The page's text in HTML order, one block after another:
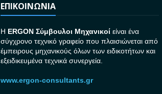
ΕΠΙΚΟΙΝΩΝΙΑ
H ERGON Σύμβουλοι Μηχανικοί είναι ένα
σύγχρονο τεχνικό γραφείο που πλαισιώνεται από
έμπειρους μηχανικούς όλων των ειδικοτήτων και
εξειδικευμένα τεχνικά συνεργεία.
www.ergon-consultants.gr